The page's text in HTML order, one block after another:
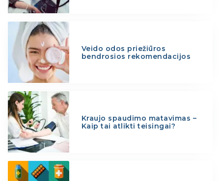
Veido odos priežiūros
bendrosios rekomendacijos
Kraujo spaudimo matavimas –
Kaip tai atlikti teisingai?